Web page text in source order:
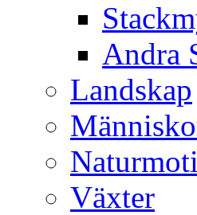
Andra
Landskap
Växter